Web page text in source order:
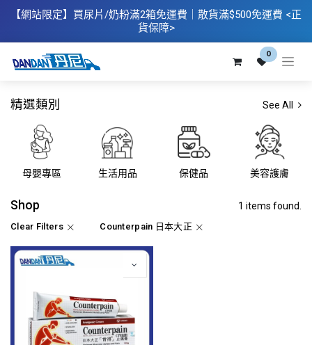
【網站限定】 買尿片/奶粉滿2箱免運費｜散​貨滿$500免運費 <正
貨保障>
0
精選類別 See All
母嬰專區 生活用品 保健品 美容護膚
Shop 1 items found.
Clear Filters Counterpain 日本大正